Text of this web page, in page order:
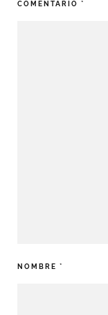
COMENTARIO *
NOMBRE *